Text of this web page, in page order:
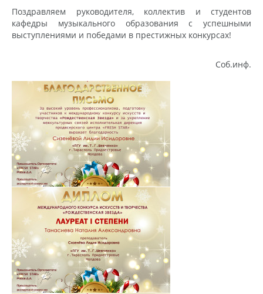
Поздравляем руководителя, коллектив и студентов
кафедры музыкального образования с успешными
выступлениями и победами в престижных конкурсах!
Соб.инф.